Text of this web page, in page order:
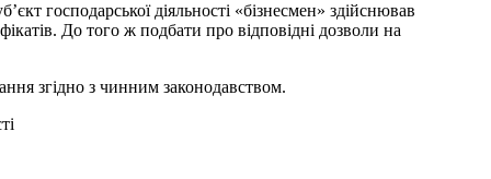
господарської діяльності «бізнесмен» здійснював
До того ж подбати про відповідні дозволи на
згідно з чинним законодавством.